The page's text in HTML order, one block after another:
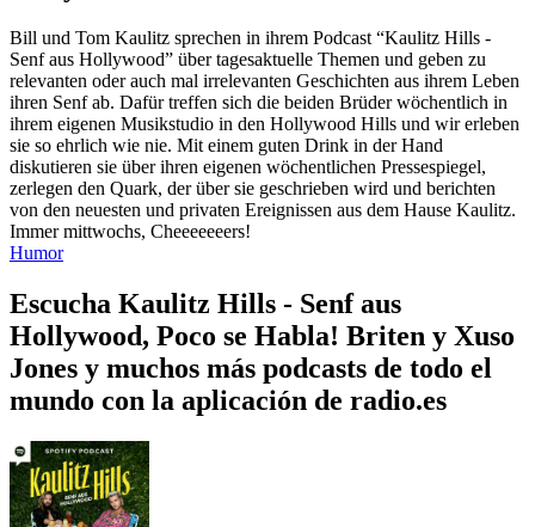
Bill und Tom Kaulitz sprechen in ihrem Podcast “Kaulitz Hills -
Senf aus Hollywood” über tagesaktuelle Themen und geben zu
relevanten oder auch mal irrelevanten Geschichten aus ihrem Leben
ihren Senf ab. Dafür treffen sich die beiden Brüder wöchentlich in
ihrem eigenen Musikstudio in den Hollywood Hills und wir erleben
sie so ehrlich wie nie. Mit einem guten Drink in der Hand
diskutieren sie über ihren eigenen wöchentlichen Pressespiegel,
zerlegen den Quark, der über sie geschrieben wird und berichten
von den neuesten und privaten Ereignissen aus dem Hause Kaulitz.
Immer mittwochs, Cheeeeeeers!
Humor
Escucha Kaulitz Hills - Senf aus
Hollywood, Poco se Habla! Briten y Xuso
Jones y muchos más podcasts de todo el
mundo con la aplicación de radio.es